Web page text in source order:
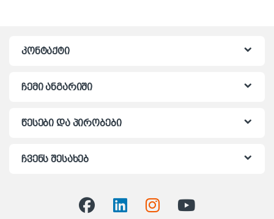
კონტაქტი
ჩემი ანგარიში
წესები და პირობები
ჩვენს შესახებ